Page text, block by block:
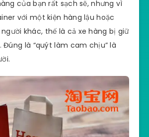
của bạn rất sạch sẽ, nhưng vì
với một kiện hàng lậu hoặc
khác, thế là cả xe hàng bị giữ
Đúng là “quýt làm cam chịu” là